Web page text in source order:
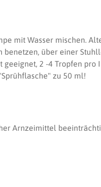
mit Wasser mischen.
benetzen, über einer
geeignet, 2 -4 Tropfen
zu 50 ml!
Arnzeimittel